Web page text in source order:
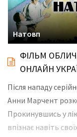
Натовп
ФІЛЬМ
ОНЛАЙН
Після нападу
Анни Марчент
Прокинувшись у
впізнає навіть